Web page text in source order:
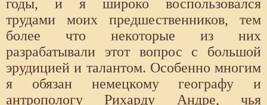
годы, и я широко воспользовался
трудами моих предшественников, тем
более что некоторые из них
разрабатывали этот вопрос с большой
эрудицией и талантом. Особенно многим
я обязан немецкому географу и
антропологу Рихарду Андре, чья